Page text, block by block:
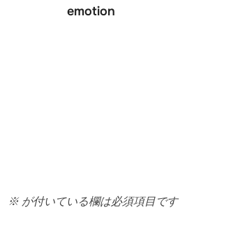
emotion
※ が付いている欄は必須項目です